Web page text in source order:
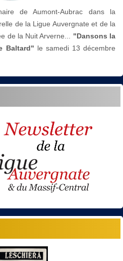
de Aumont-Aubrac dans la
de la Ligue Auvergnate et de la
de la Nuit Arverne...
"Dansons la
Baltard" le samedi 13 décembre